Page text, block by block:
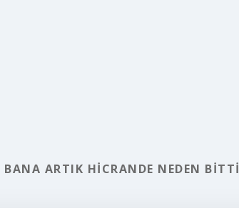
BANA ARTIK HICRANDE NEDEN BITTI